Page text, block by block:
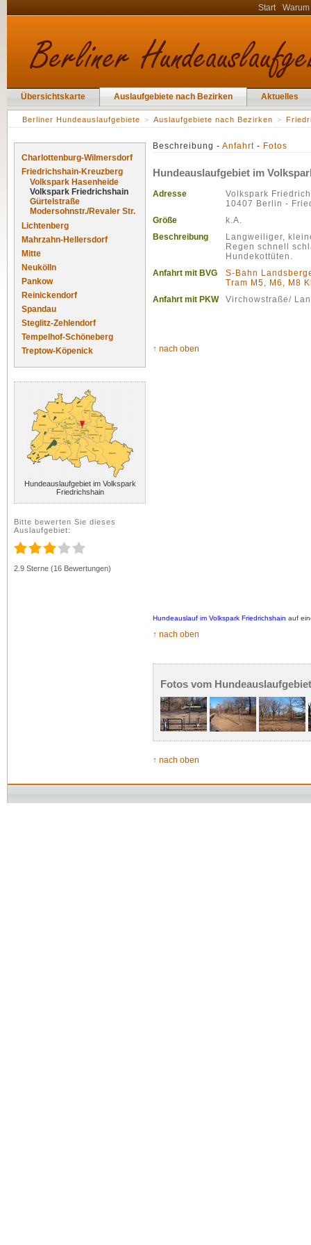
Start
Charlottenburg-Wilmersdorf
Friedrichshain-Kreuzberg
Volkspark Hasenheide
Volkspark Friedrichshain
Gürtelstraße
Modersohnstr./Revaler Str.
Lichtenberg
Mahrzahn-Hellersdorf
Mitte
Neukölln
Pankow
Reinickendorf
Spandau
Steglitz-Zehlendorf
Tempelhof-Schöneberg
Treptow-Köpenick
Hundeauslaufgebiet im Volkspark
Friedrichshain
Bitte bewerten Sie dieses
Auslaufgebiet:
2.9 Sterne (16 Bewertungen)
Übersichtskarte Auslaufgebiete nach Bezirken Aktuelles
Berliner Hundeauslaufgebiete > Auslaufgebiete nach Bezirken >
Beschreibung - Anfahrt - Fotos
Hundeauslaufgebiet im
Adresse
Volkspark
10407 Berlin -
Größe
k.A.
Beschreibung
Langweiliger,
Regen schnell
Hundekottüten.
Anfahrt mit BVG
S-Bahn
Tram M5, M6, M8
Anfahrt mit PKW
Virchowstraße/
↑ nach oben
Hundeauslauf im Volkspark Friedrichshain auf
↑ nach oben
Fotos vom
↑ nach oben